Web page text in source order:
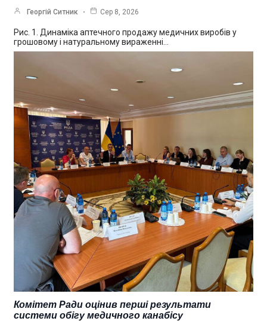
Георгій Ситник Сер 8, 2026
Рис. 1. Динаміка аптечного продажу медичних виробів у
грошовому і натуральному вираженні…
Комітет Ради оцінив перші результати
системи обігу медичного канабісу